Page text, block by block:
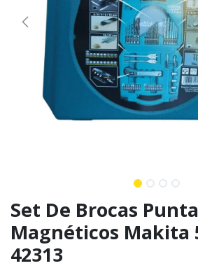
Set De Brocas
Magnéticos Makita
42313